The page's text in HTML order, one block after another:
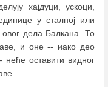
хајдуци, ускоци,
у сталној или
дела Балкана. То
и оне -- иако део
неће оставити видног